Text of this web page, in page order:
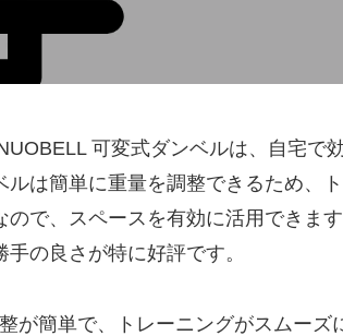
可変式ダンベルは、自宅で
ルは簡単に重量を調整できるため、
ので、スペースを有効に活用できま
の良さが特に好評です。
整が簡単で、トレーニングがスムーズ